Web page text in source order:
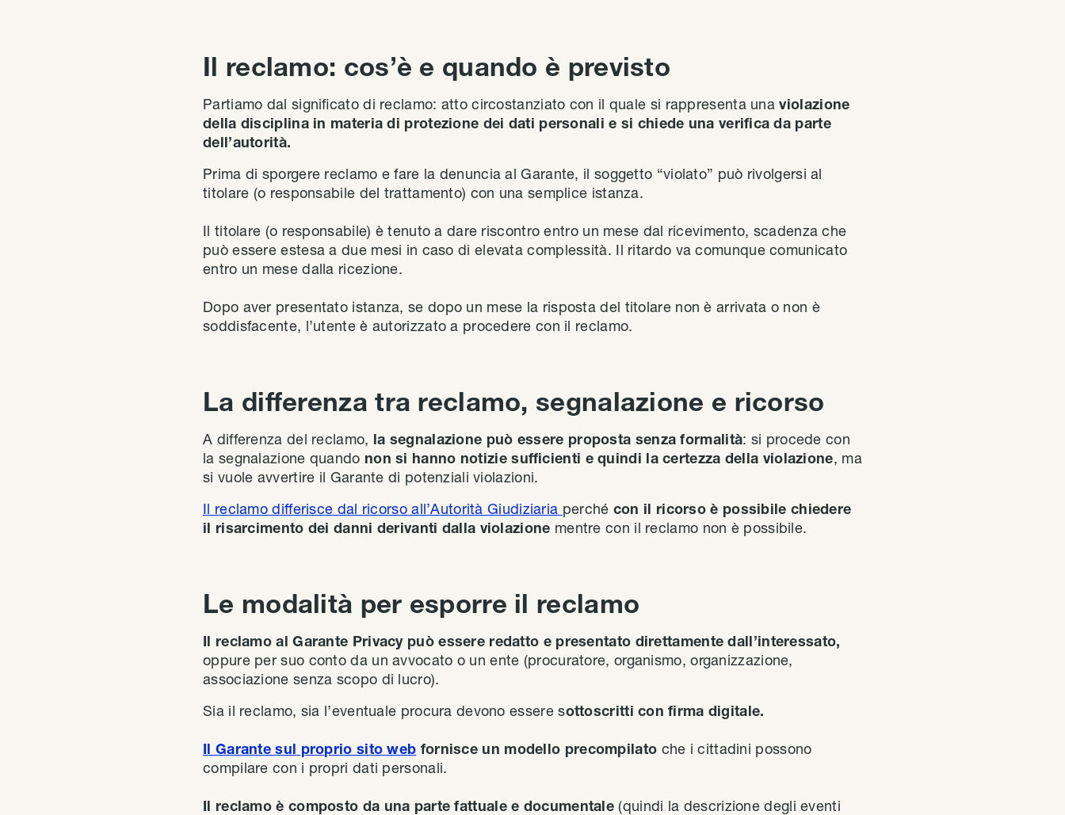
Il reclamo: cos’è e quando è previsto
Partiamo dal significato di reclamo: atto circostanziato con il quale si rappresenta unaviolazione
della disciplina in materia di protezione dei dati personali e si chiede una verifica da parte
dell’autorità.
Prima di sporgere reclamo e fare la denuncia al Garante, il soggetto “violato” può rivolgersi al
titolare (o responsabile del trattamento) con una semplice istanza.
Il titolare (o responsabile) è tenuto a dare riscontro entro un mese dal ricevimento, scadenza che
può essere estesa a due mesi in caso di elevata complessità. Il ritardo va comunque comunicato
entro un mese dalla ricezione.
Dopo aver presentato istanza, se dopo un mese la risposta del titolare non è arrivata o non è
soddisfacente, l’utente è autorizzato a procedere con il reclamo.
La differenza tra reclamo, segnalazione e ricorso
A differenza del reclamo, la segnalazione può essere proposta senza formalità: si procede con
la segnalazione quando non si hanno notizie sufficienti e quindi la certezza della violazione, ma
si vuole avvertire il Garante di potenziali violazioni.
Il reclamo differisce dal ricorso all’Autorità Giudiziaria perché con il ricorso è possibile chiedere
il risarcimento dei danni derivanti dalla violazione mentre con il reclamo non è possibile.
Le modalità per esporre il reclamo
Il reclamo al Garante Privacy può essere redatto e presentato direttamente dall’interessato,
oppure per suo conto da un avvocato o un ente (procuratore, organismo, organizzazione,
associazione senza scopo di lucro).
Sia il reclamo, sia l’eventuale procura devono essere sottoscritti con firma digitale.
Il Garante sul proprio sito web fornisce un modello precompilato che i cittadini possono
compilare con i propri dati personali.
Il reclamo è composto da una parte fattuale e documentale (quindi la descrizione degli eventi